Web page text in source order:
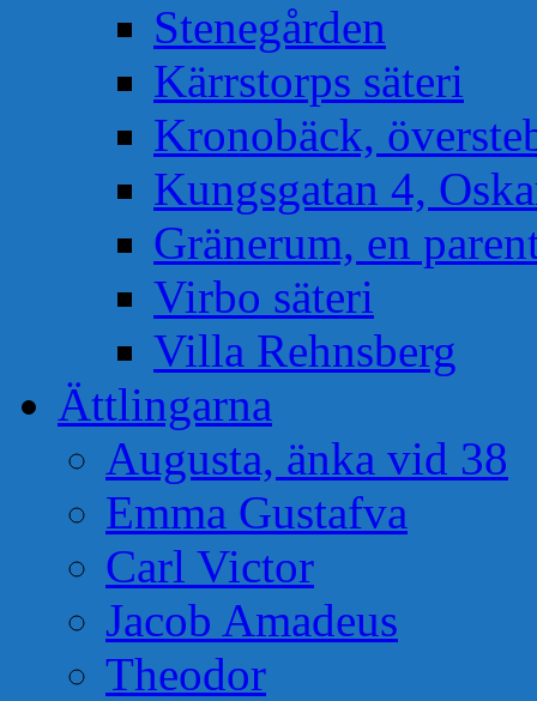
Stenegården
Kärrstorps säteri
Kronobäck,
Kungsgatan 4,
Gränerum, en
Virbo säteri
Villa Rehnsberg
Ättlingarna
Augusta, änka vid 38
Emma Gustafva
Carl Victor
Jacob Amadeus
Theodor